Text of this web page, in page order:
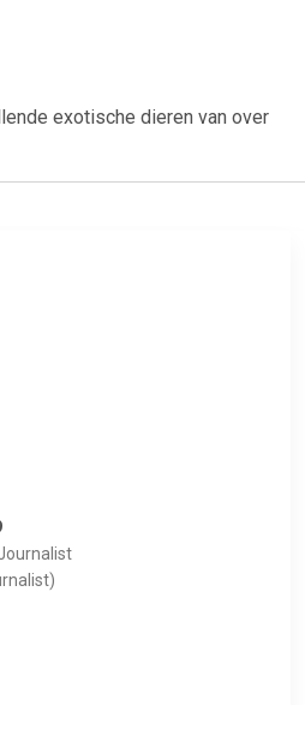
exotische dieren van over